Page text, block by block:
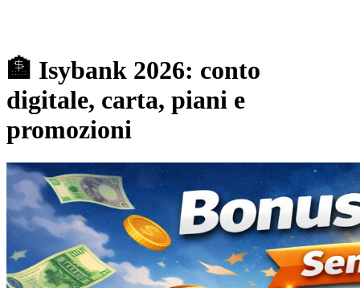
🏦 Isybank 2026: conto
digitale, carta, piani e
promozioni